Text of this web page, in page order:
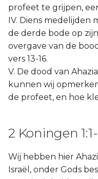
profeet te grijpen,
IV. Diens medelijden
de derde bode op
overgave van de
vers 13-16.
V. De dood van
kunnen wij
de profeet, en hoe
2 Koningen
Wij hebben hier
Israël, onder Gods